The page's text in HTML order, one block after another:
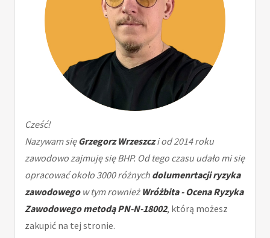
Cześć!
Nazywam sięGrzegorz Wrzeszczi od 2014 roku
zawodowo zajmuję się BHP. Od tego czasu udało mi się
opracować około 3000 różnych dolumenrtacji ryzyka
zawodowegow tym rownież Wróżbita - Ocena Ryzyka
Zawodowego metodą PN-N-18002, którą możesz
zakupić na tej stronie.